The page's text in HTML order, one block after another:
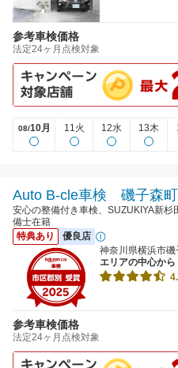
参考車検価格
法定24ヶ月点検対象
08/10月 11火 12水 13木
Auto B-cle車検 磯子森
安心の整備付き車検、SUZUKIYA新
備士在籍
特典あり
優良店
神奈川県横浜市磯
エリアの中心から
参考車検価格
法定24ヶ月点検対象